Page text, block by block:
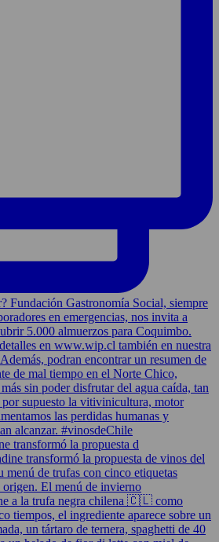
transformó la propuesta d